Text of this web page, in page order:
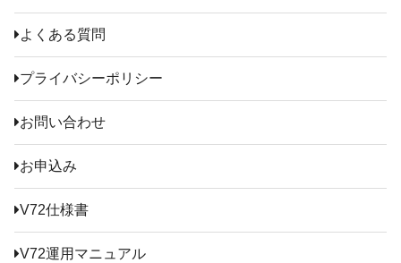
よくある質問
プライバシーポリシー
お問い合わせ
お申込み
V72仕様書
V72運用マニュアル